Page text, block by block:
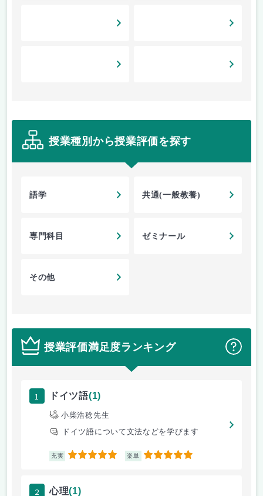
授業種別から授業評価を探す
語学 共通(一般教養)
専門科目 ゼミナール
その他
授業評価満足度ランキング ？
1 ドイツ語(1)
小柴浩稔先生
ドイツ語について文法などを学びます
充実 5 楽単 5
2 心理(1)